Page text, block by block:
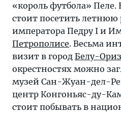
«король футбола» Пеле.
стоит посетить
императора Педру I и
Петрополисе. Весьма
визит в город Белу-
окрестностях можно
музей Сан-Жуан-дел-
центр Конгоньяс-ду-
стоит побывать в